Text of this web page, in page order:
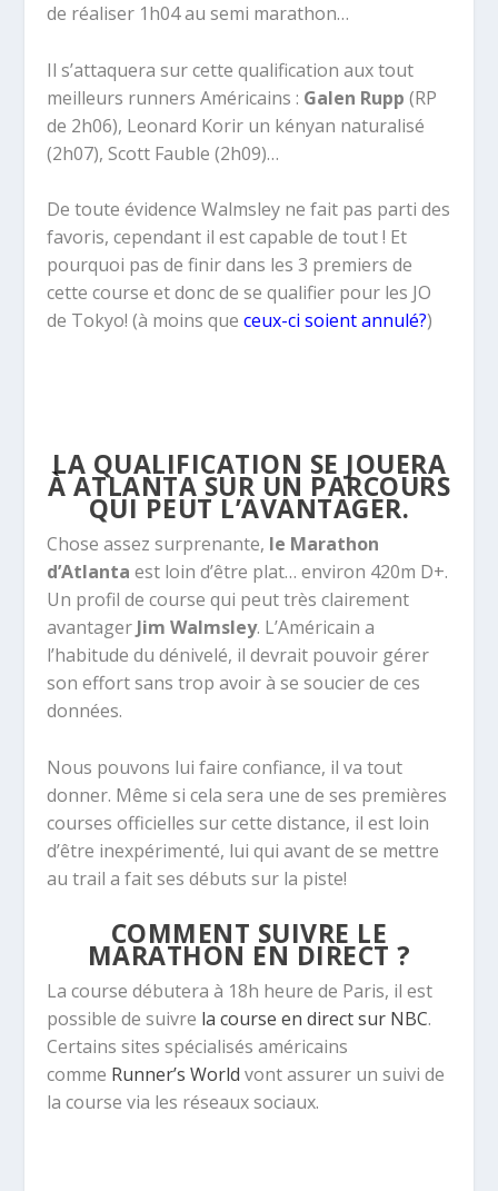
de réaliser 1h04 au semi marathon…
Il s’attaquera sur cette qualification aux tout
meilleurs runners Américains : Galen Rupp (RP
de 2h06), Leonard Korir un kényan naturalisé
(2h07),Scott Fauble (2h09)…
De toute évidence Walmsley ne fait pas parti des
favoris, cependant il est capable de tout ! Et
pourquoi pas de finir dans les 3 premiers de
cette course et donc de se qualifier pour les JO
de Tokyo! (à moins queceux-ci soient annulé?)
LA QUALIFICATION SE JOUERA
À ATLANTA SUR UN PARCOURS
QUI PEUT L’AVANTAGER.
Chose assez surprenante, le Marathon
d’Atlanta est loin d’être plat… environ 420m D+.
Un profil de course qui peut très clairement
avantagerJim Walmsley. L’Américain a
l’habitude du dénivelé, il devrait pouvoir gérer
son effort sans trop avoir à se soucier de ces
données.
Nous pouvons lui faire confiance, il va tout
donner. Même si cela sera une de ses premières
courses officielles sur cette distance, il est loin
d’être inexpérimenté, lui qui avant de se mettre
au trail a fait ses débuts sur la piste!
COMMENT SUIVRE LE
MARATHON EN DIRECT ?
La course débutera à 18h heure de Paris, il est
possible de suivre la course en direct sur NBC.
Certains sites spécialisés américains
comme Runner’s Worldvont assurer un suivi de
la course via les réseaux sociaux.